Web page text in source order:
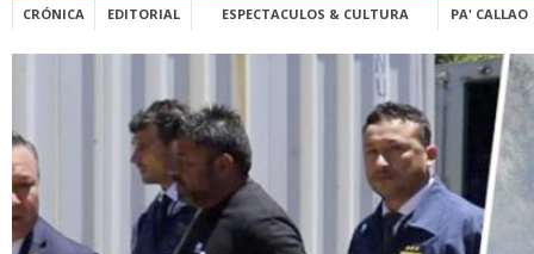
CRÓNICA EDITORIAL ESPECTACULOS & CULTURA PA' CALLAO